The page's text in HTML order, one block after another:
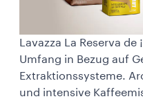
Lavazza La Reserva
Umfang in Bezug auf
Extraktionssysteme.
und intensive